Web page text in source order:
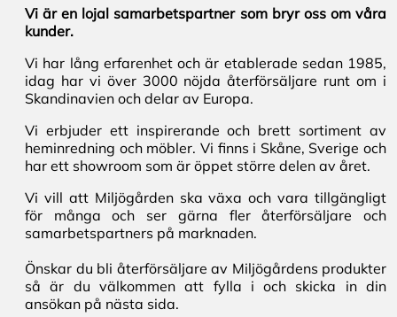
Vi är en lojal samarbetspartner som bryr oss om våra
kunder.
Vi har lång erfarenhet och är etablerade sedan 1985,
idag har vi över 3000 nöjda återförsäljare runt om i
Skandinavien och delar av Europa.
Vi erbjuder ett inspirerande och brett sortiment av
heminredning och möbler. Vi finns i Skåne, Sverige och
har ett showroom som är öppet större delen av året.
Vi vill att Miljögården ska växa och vara tillgängligt
för många och ser gärna fler återförsäljare och
samarbetspartners på marknaden.
Önskar du bli återförsäljare av Miljögårdens produkter
så är du välkommen att fylla i och skicka in din
ansökan på nästa sida.